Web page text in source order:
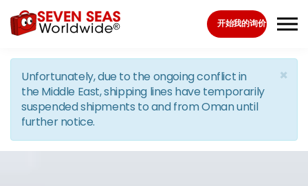
Skip to the content
开始我的询价
×
Unfortunately, due to the ongoing conflict in
the Middle East, shipping lines have temporarily
suspended shipments to and from Oman until
further notice.